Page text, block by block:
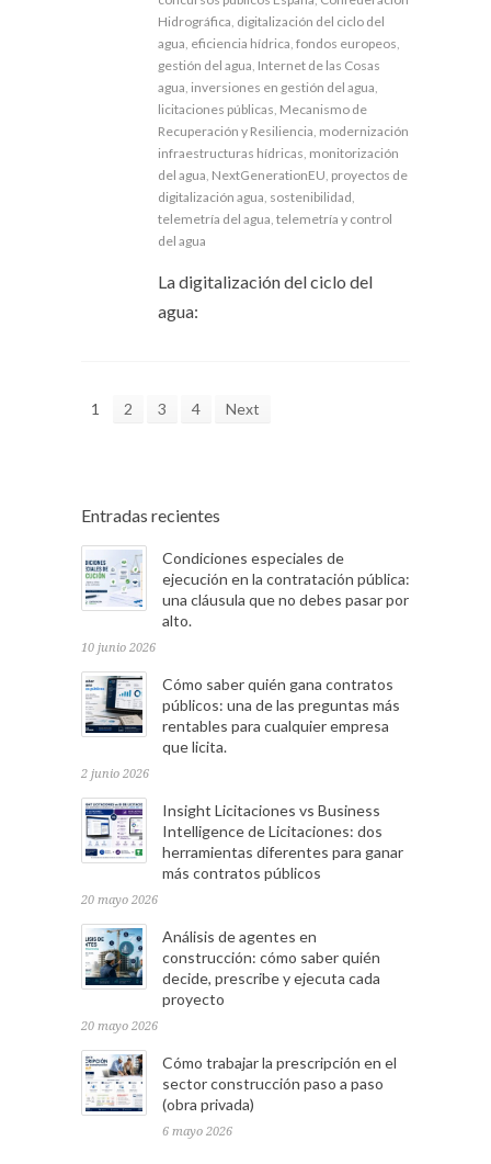
Hidrográfica, digitalización del ciclo del
agua, eficiencia hídrica, fondos europeos,
gestión del agua, Internet de las Cosas
agua, inversiones en gestión del agua,
licitaciones públicas, Mecanismo de
Recuperación y Resiliencia, modernización
infraestructuras hídricas, monitorización
del agua, NextGenerationEU, proyectos de
digitalización agua, sostenibilidad,
telemetría del agua, telemetría y control
del agua
La digitalización del ciclo del
agua:
1 2 3 4 Next
Entradas recientes
Condiciones especiales de
ejecución en la contratación pública:
una cláusula que no debes pasar por
alto.
10 junio 2026
Cómo saber quién gana contratos
públicos: una de las preguntas más
rentables para cualquier empresa
que licita.
2 junio 2026
Insight Licitaciones vs Business
Intelligence de Licitaciones: dos
herramientas diferentes para ganar
más contratos públicos
20 mayo 2026
Análisis de agentes en
construcción: cómo saber quién
decide, prescribe y ejecuta cada
proyecto
20 mayo 2026
Cómo trabajar la prescripción en el
sector construcción paso a paso
(obra privada)
6 mayo 2026